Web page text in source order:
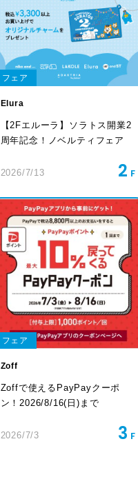
フェア
Elura
【2Fエルーラ】ソラトス開業2
周年記念！ノベルティフェア
2026/7/13 2
フェア
Zoff
Zoffで使えるPayPayクーポ
ン！2026/8/16(日)まで
2026/7/3 3